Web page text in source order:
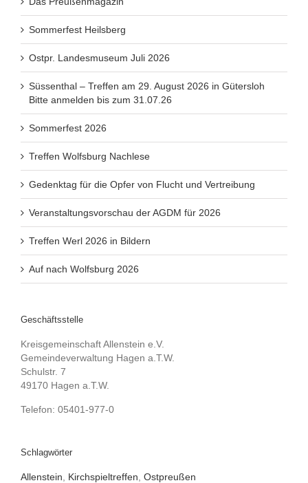
Sommerfest Heilsberg
Ostpr. Landesmuseum Juli 2026
Süssenthal – Treffen am 29. August 2026 in Gütersloh
Bitte anmelden bis zum 31.07.26
Sommerfest 2026
Treffen Wolfsburg Nachlese
Gedenktag für die Opfer von Flucht und Vertreibung
Veranstaltungsvorschau der AGDM für 2026
Treffen Werl 2026 in Bildern
Auf nach Wolfsburg 2026
Geschäftsstelle
Kreisgemeinschaft Allenstein e.V.
Gemeindeverwaltung Hagen a.T.W.
Schulstr. 7
49170 Hagen a.T.W.
Telefon: 05401-977-0
Schlagwörter
Allenstein Kirchspieltreffen Ostpreußen